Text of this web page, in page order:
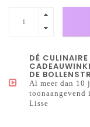
DÉ CULINAIRE
DE
Al meer dan 10
toonaangevend
Lisse